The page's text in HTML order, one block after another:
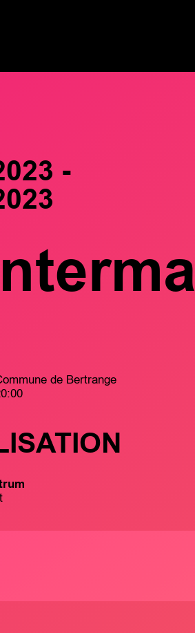
-
de Bertrange